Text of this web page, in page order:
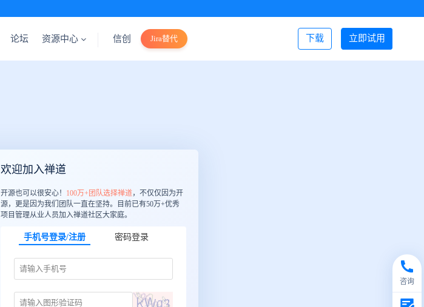
立即试用
下载
论坛 资源中心 信创 Jira替代 登录/注册
咨询
欢迎加入禅道
开源也可以很安心！ 100万+团队选择禅道，不仅仅因为开
源，更是因为我们团队一直在坚持。目前已有50万+优秀
项目管理从业人员加入禅道社区大家庭。
手机号登录/注册 密码登录